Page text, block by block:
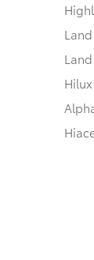
Hilux